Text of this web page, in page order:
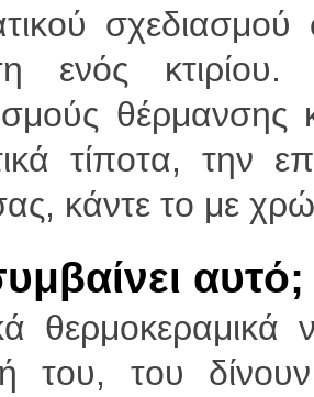
ενός
τίποτα, την
κάντε το με
αυτό;
θερμοκεραμικά
του, του δίνουν